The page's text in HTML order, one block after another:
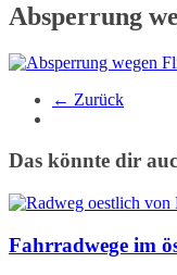
Absperrung
← Zurück
Das könnte dir
Fahrradwege im